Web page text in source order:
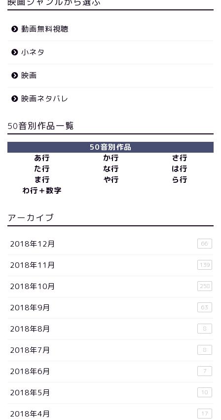
動画無料視聴
小ネタ
映画
映画ネタバレ
50音別作品一覧
50音別作品
あ行
か行
さ行
た行
な行
は行
ま行
や行
ら行
わ行＋数字
アーカイブ
2018年12月 66
2018年11月 139
2018年10月 258
2018年9月 63
2018年8月 8
2018年7月 8
2018年6月 7
2018年5月 10
2018年4月 17